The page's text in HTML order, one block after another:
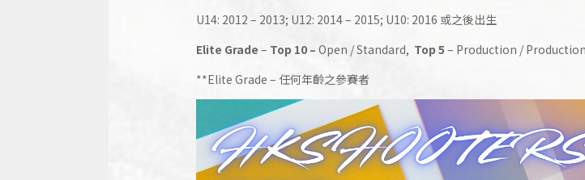
U14: 2012 – 2013; U12: 2014 – 2015; U10: 2016 或之後出生
Elite Grade – Top 10 – Open / Standard, Top 5 – Production /
**Elite Grade – 任何年齡之參賽者